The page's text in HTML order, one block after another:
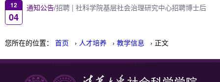
您所在的位置： 首页 › 人才培养 › 教学信息 › 正文
12
04
通知公告/招聘 | 社科学院基层社会治理研究中心招聘博士后